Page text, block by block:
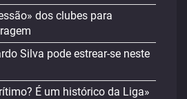
dos clubes para
Silva pode estrear-se neste
É um histórico da Liga»